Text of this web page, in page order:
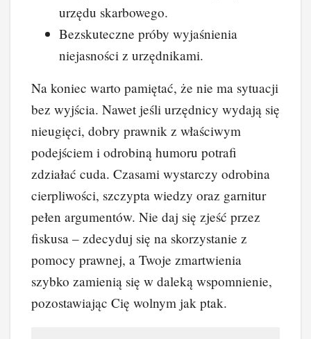
urzędu skarbowego.
Bezskuteczne próby wyjaśnienia
niejasności z urzędnikami.
Na koniec warto pamiętać, że nie ma sytuacji
bez wyjścia. Nawet jeśli urzędnicy wydają się
nieugięci, dobry prawnik z właściwym
podejściem i odrobiną humoru potrafi
zdziałać cuda. Czasami wystarczy odrobina
cierpliwości, szczypta wiedzy oraz garnitur
pełen argumentów. Nie daj się zjeść przez
fiskusa – zdecyduj się na skorzystanie z
pomocy prawnej, a Twoje zmartwienia
szybko zamienią się w daleką wspomnienie,
pozostawiając Cię wolnym jak ptak.